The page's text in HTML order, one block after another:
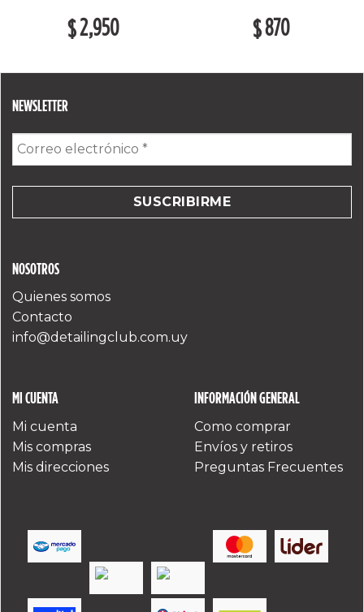
$2,950 $870
NOSOTROS
Quienes somos
Contacto
info@detailingclub.com.uy
MI CUENTA
Mi cuenta
Mis compras
Mis direcciones
INFORMACIÓN GENERAL
Como comprar
Envíos y retiros
Preguntas Frecuentes
NEWSLETTER
Correo
electrónico